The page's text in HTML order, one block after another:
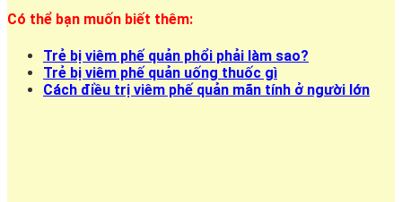
Có thể bạn muốn biết thêm:
Trẻ bị viêm phế quản phổi phải làm sao?
Trẻ bị viêm phế quản uống thuốc gì
Cách điều trị viêm phế quản mãn tính ở người lớn